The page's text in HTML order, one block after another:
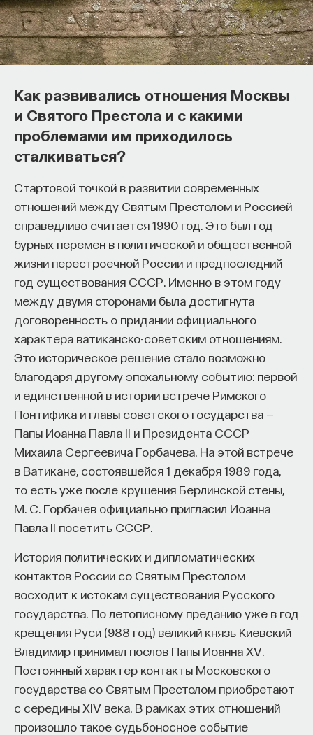
Как развивались отношения Москвы
и Святого Престола и с какими
проблемами им приходилось
сталкиваться?
Стартовой точкой в развитии современных
отношений между Святым Престолом и Россией
справедливо считается 1990 год. Это был год
бурных перемен в политической и общественной
жизни перестроечной России и предпоследний
год существования СССР. Именно в этом году
между двумя сторонами была достигнута
договоренность о придании официального
характера ватиканско-советским отношениям.
Это историческое решение стало возможно
благодаря другому эпохальному событию: первой
и единственной в истории встрече Римского
Понтифика и главы советского государства —
Папы Иоанна Павла II и Президента СССР
Михаила Сергеевича Горбачева. На этой встрече
в Ватикане, состоявшейся 1 декабря 1989 года,
то есть уже после крушения Берлинской стены,
М. С. Горбачев официально пригласил Иоанна
Павла II посетить СССР.
История политических и дипломатических
контактов России со Святым Престолом
восходит к истокам существования Русского
государства. По летописному преданию уже в год
крещения Руси (988 год) великий князь Киевский
Владимир принимал послов Папы Иоанна XV.
Постоянный характер контакты Московского
государства со Святым Престолом приобретают
с середины XIV века. В рамках этих отношений
произошло такое судьбоносное событие